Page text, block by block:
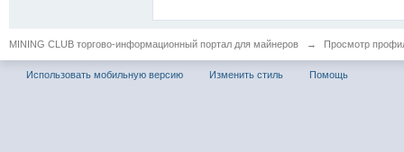
MINING CLUB торгово-информационный портал для майнеров → Просмотр
Использовать мобильную версию Изменить стиль Помощь